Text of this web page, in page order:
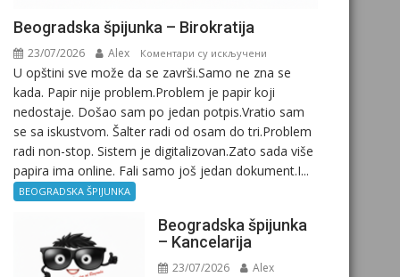
Beogradska špijunka – Birokratija
23/07/2026 Alex Коментари су искључени
Beogradska
špijunka
–
Birokratija
U opštini sve može da se završi.Samo ne zna se
kada. Papir nije problem.Problem je papir koji
nedostaje. Došao sam po jedan potpis.Vratio sam
se sa iskustvom. Šalter radi od osam do tri.Problem
radi non-stop. Sistem je digitalizovan.Zato sada više
papira ima online. Fali samo još jedan dokument.I...
BEOGRADSKA ŠPIJUNKA
Beogradska špijunka
– Kancelarija
23/07/2026 Alex